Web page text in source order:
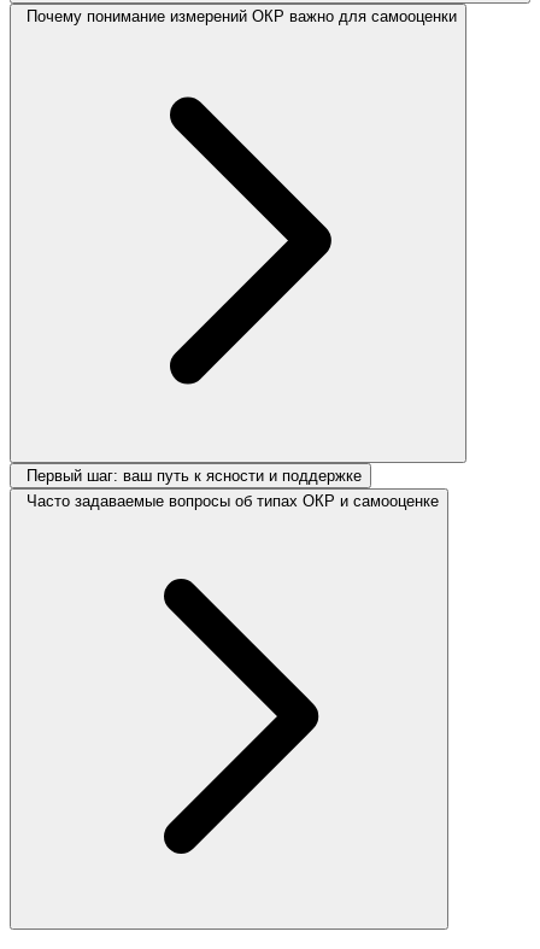
Почему понимание измерений ОКР важно для самооценки
Первый шаг: ваш путь к ясности и поддержке
Часто задаваемые вопросы об типах ОКР и самооценке